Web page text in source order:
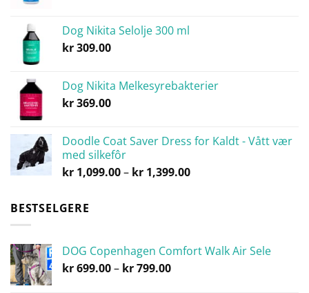
Dog Nikita Selolje 300 ml
kr309.00
Dog Nikita Melkesyrebakterier
kr369.00
Doodle Coat Saver Dress for Kaldt - Vått vær
med silkefôr
kr 1,099.00– kr 1,399.00Prisområde:
BESTSELGERE
DOG Copenhagen Comfort Walk Air Sele
kr699.00– kr799.00Prisområde: